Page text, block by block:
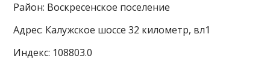
Район: Воскресенское поселение
Адрес: Калужское шоссе 32 километр, вл1
Индекс: 108803.0